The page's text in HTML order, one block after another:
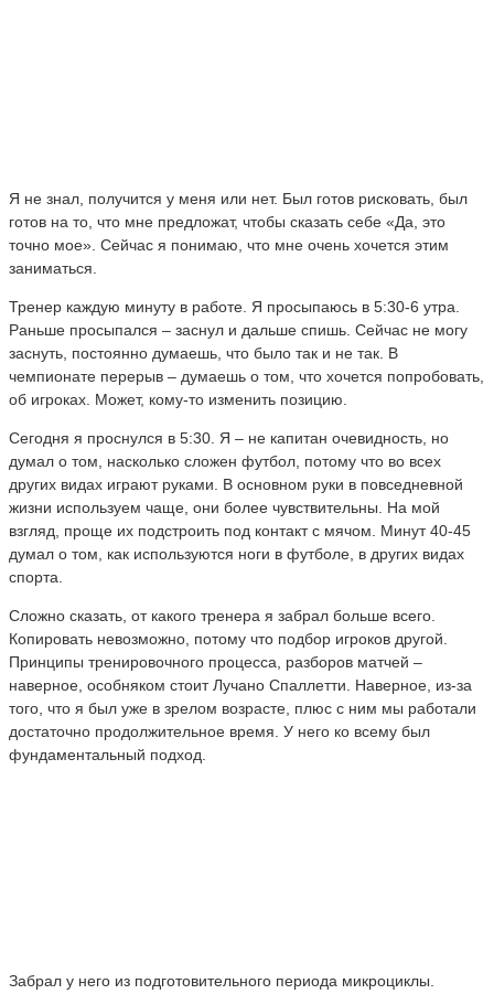
Я не знал, получится у меня или нет. Был готов рисковать, был
готов на то, что мне предложат, чтобы сказать себе «Да, это
точно мое». Сейчас я понимаю, что мне очень хочется этим
заниматься.
Тренер каждую минуту в работе. Я просыпаюсь в 5:30-6 утра.
Раньше просыпался – заснул и дальше спишь. Сейчас не могу
заснуть, постоянно думаешь, что было так и не так. В
чемпионате перерыв – думаешь о том, что хочется попробовать,
об игроках. Может, кому-то изменить позицию.
Сегодня я проснулся в 5:30. Я – не капитан очевидность, но
думал о том, насколько сложен футбол, потому что во всех
других видах играют руками. В основном руки в повседневной
жизни используем чаще, они более чувствительны. На мой
взгляд, проще их подстроить под контакт с мячом. Минут 40-45
думал о том, как используются ноги в футболе, в других видах
спорта.
Сложно сказать, от какого тренера я забрал больше всего.
Копировать невозможно, потому что подбор игроков другой.
Принципы тренировочного процесса, разборов матчей –
наверное, особняком стоит Лучано Спаллетти. Наверное, из-за
того, что я был уже в зрелом возрасте, плюс с ним мы работали
достаточно продолжительное время. У него ко всему был
фундаментальный подход.
Забрал у него из подготовительного периода микроциклы.